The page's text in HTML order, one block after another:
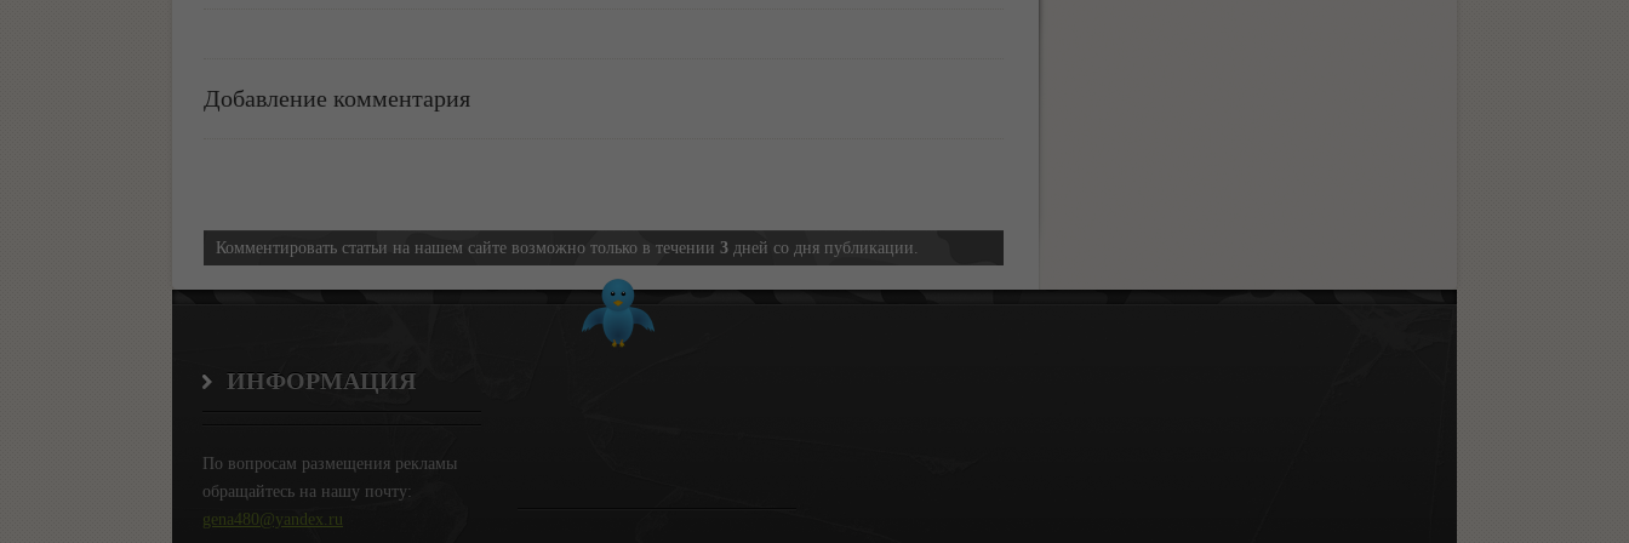
Добавление комментария
Комментировать статьи на нашем сайте возможно только в течении 3 дней со дня публикации.
ИНФОРМАЦИЯ
По вопросам размещения рекламы
обращайтесь на нашу почту:
gena480@yandex.ru